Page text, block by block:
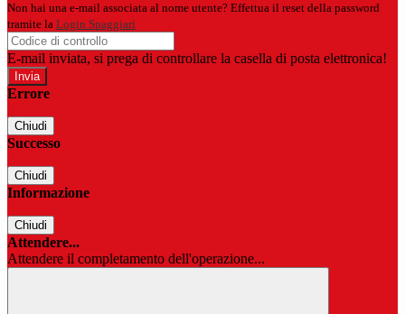
Non hai una e-mail associata al nome utente? Effettua il reset della password
tramite la Login Spaggiari
E-mail inviata, si prega di controllare la casella di posta elettronica!
Errore
Chiudi
Successo
Chiudi
Informazione
Chiudi
Attendere...
Attendere il completamento dell'operazione...